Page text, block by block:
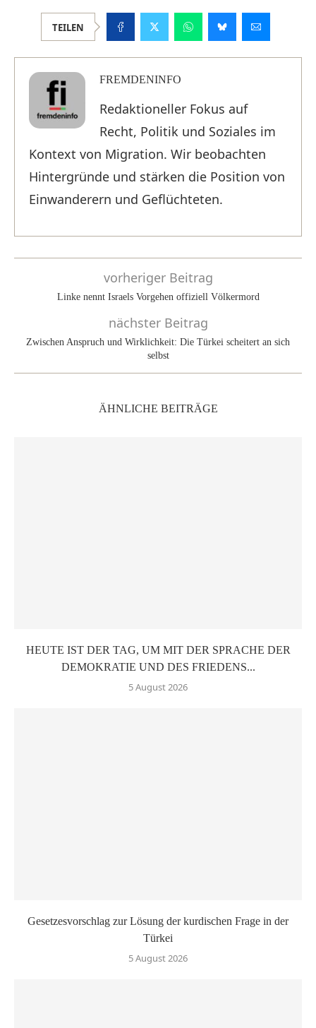
TEILEN
FREMDENINFO
Redaktioneller Fokus auf
Recht, Politik und Soziales im
Kontext von Migration. Wir beobachten
Hintergründe und stärken die Position von
Einwanderern und Geflüchteten.
vorheriger Beitrag
Linke nennt Israels Vorgehen offiziell Völkermord
nächster Beitrag
Zwischen Anspruch und Wirklichkeit: Die Türkei scheitert an sich
selbst
ÄHNLICHE BEITRÄGE
HEUTE IST DER TAG, UM MIT DER SPRACHE DER
DEMOKRATIE UND DES FRIEDENS...
5 August 2026
Gesetzesvorschlag zur Lösung der kurdischen Frage in der
Türkei
5 August 2026